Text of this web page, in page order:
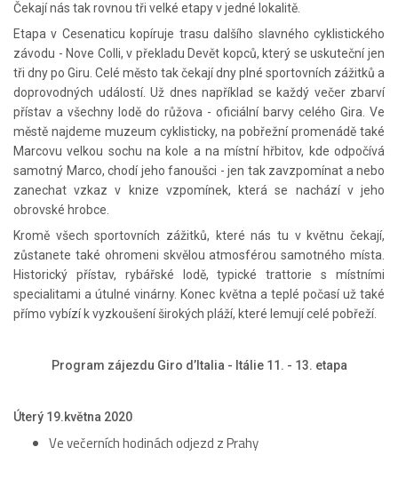
Čekají nás tak rovnou tři velké etapy v jedné lokalitě.
Etapa v Cesenaticu kopíruje trasu dalšího slavného cyklistického
závodu - Nove Colli, v překladu Devět kopců, který se uskuteční jen
tři dny po Giru. Celé město tak čekají dny plné sportovních zážitků a
doprovodných událostí. Už dnes například se každý večer zbarví
přístav a všechny lodě do růžova - oficiální barvy celého Gira. Ve
městě najdeme muzeum cyklisticky, na pobřežní promenádě také
Marcovu velkou sochu na kole a na místní hřbitov, kde odpočívá
samotný Marco, chodí jeho fanoušci - jen tak zavzpomínat a nebo
zanechat vzkaz v knize vzpomínek, která se nachází v jeho
obrovské hrobce.
Kromě všech sportovních zážitků, které nás tu v květnu čekají,
zůstanete také ohromeni skvělou atmosférou samotného místa.
Historický přístav, rybářské lodě, typické trattorie s místními
specialitami a útulné vinárny. Konec května a teplé počasí už také
přímo vybízí k vyzkoušení širokých pláží, které lemují celé pobřeží.
Program zájezdu Giro d’Italia - Itálie 11. - 13. etapa
Úterý 19.května 2020
Ve večerních hodinách odjezd z Prahy